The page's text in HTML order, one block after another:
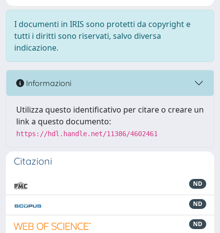
I documenti in IRIS sono protetti da copyright e
tutti i diritti sono riservati, salvo diversa
indicazione.
Informazioni
Utilizza questo identificativo per citare o creare un
link a questo documento:
https://hdl.handle.net/11386/4602461
Citazioni
ND
ND
ND